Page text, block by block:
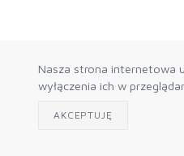
Nasza strona internetowa
wyłączenia ich w
AKCEPTUJĘ